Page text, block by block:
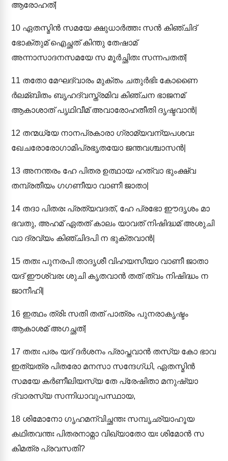
ആരോഹത്|
10 ഏതസ്മിൻ സമയേ ക്ഷുധാർത്തഃ സൻ കിഞ്ചിദ്
ഭോക്തുമ് ഐച്ഛത് കിന്തു തേഷാമ്
അന്നാസാദനസമയേ സ മൂർച്ഛിതഃ സന്നപതത്|
11 തതോ മേഘദ്വാരം മുക്തം ചതുർഭിഃ കോണൈ
ർലമ്ബിതം ബൃഹദ്വസ്ത്രമിവ കിഞ്ചന ഭാജനമ്
ആകാശാത് പൃഥിവീമ് അവാരോഹതീതി ദൃഷ്ടവാൻ|
12 തന്മധ്യേ നാനപ്രകാരാ ഗ്രാമ്യവന്യപശവഃ
ഖേചരോരോഗാമിപ്രഭൃതയോ ജന്തവശ്ചാസൻ|
13 അനന്തരം ഹേ പിതര ഉത്ഥായ ഹത്വാ ഭുംക്ഷ്വ
തമ്പ്രതീയം ഗഗണീയാ വാണീ ജാതാ|
14 തദാ പിതരഃ പ്രത്യവദത്, ഹേ പ്രഭോ ഈദൃശം മാ
ഭവതു, അഹമ് ഏതത് കാലം യാവത് നിഷിദ്ധമ് അശുചി
വാ ദ്രവ്യം കിഞ്ചിദപി ന ഭുക്തവാൻ|
15 തതഃ പുനരപി താദൃശീ വിഹയസീയാ വാണീ ജാതാ
യദ് ഈശ്വരഃ ശുചി കൃതവാൻ തത് ത്വം നിഷിദ്ധം ന
ജാനീഹി|
16 ഇത്ഥം ത്രിഃ സതി തത് പാത്രം പുനരാകൃഷ്ടം
ആകാശമ് അഗച്ഛത്|
17 തതഃ പരം യദ് ദർശനം പ്രാപ്തവാൻ തസ്യ കോ ഭാവ
ഇത്യത്ര പിതരോ മനസാ സന്ദേഗ്ധി, ഏതസ്മിൻ
സമയേ കർണീലിയസ്യ തേ പ്രേഷിതാ മനുഷ്യാ
ദ്വാരസ്യ സന്നിധാവുപസ്ഥായ,
18 ശിമോനോ ഗൃഹമന്വിച്ഛന്തഃ സമ്പൃഛ്യാഹൂയ
കഥിതവന്തഃ പിതരനാമ്നാ വിഖ്യാതോ യഃ ശിമോൻ സ
കിമത്ര പ്രവസതി?